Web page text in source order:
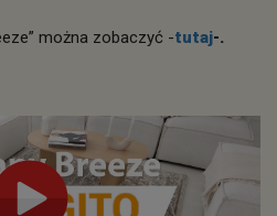
można zobaczyć -tutaj-.